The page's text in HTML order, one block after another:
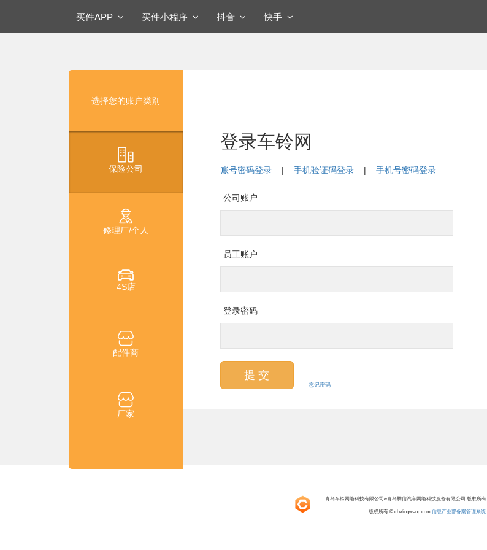
买件APP 买件小程序 抖音 快手
选择您的账户类别
保险公司
修理厂/个人
4S店
配件商
厂家
登录车铃网
账号密码登录| 手机验证码登录 | 手机号密码登录
公司账户
员工账户
登录密码
提 交
忘记密码
青岛车铃网络科技有限公司&青岛腾信汽车网络科技服务有限公司 版权所有
版权所有 © chelingwang.com 信息产业部备案管理系统